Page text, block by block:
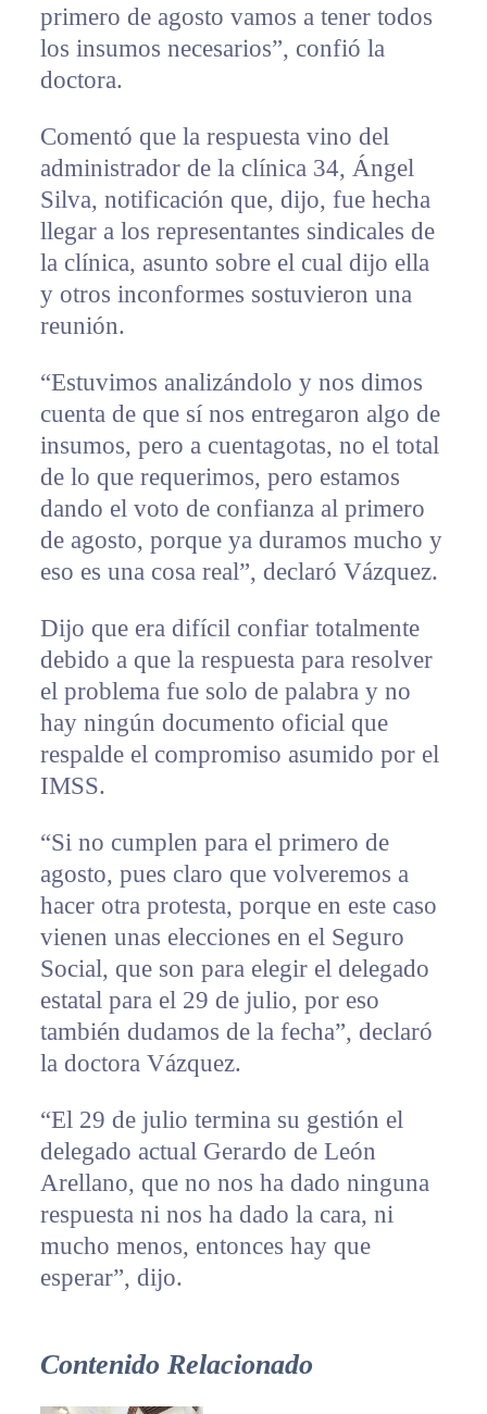
primero de agosto vamos a tener todos
los insumos necesarios”, confió la
doctora.
Comentó que la respuesta vino del
administrador de la clínica 34, Ángel
Silva, notificación que, dijo, fue hecha
llegar a los representantes sindicales de
la clínica, asunto sobre el cual dijo ella
y otros inconformes sostuvieron una
reunión.
“Estuvimos analizándolo y nos dimos
cuenta de que sí nos entregaron algo de
insumos, pero a cuentagotas, no el total
de lo que requerimos, pero estamos
dando el voto de confianza al primero
de agosto, porque ya duramos mucho y
eso es una cosa real”, declaró Vázquez.
Dijo que era difícil confiar totalmente
debido a que la respuesta para resolver
el problema fue solo de palabra y no
hay ningún documento oficial que
respalde el compromiso asumido por el
IMSS.
“Si no cumplen para el primero de
agosto, pues claro que volveremos a
hacer otra protesta, porque en este caso
vienen unas elecciones en el Seguro
Social, que son para elegir el delegado
estatal para el 29 de julio, por eso
también dudamos de la fecha”, declaró
la doctora Vázquez.
“El 29 de julio termina su gestión el
delegado actual Gerardo de León
Arellano, que no nos ha dado ninguna
respuesta ni nos ha dado la cara, ni
mucho menos, entonces hay que
esperar”, dijo.
Contenido Relacionado